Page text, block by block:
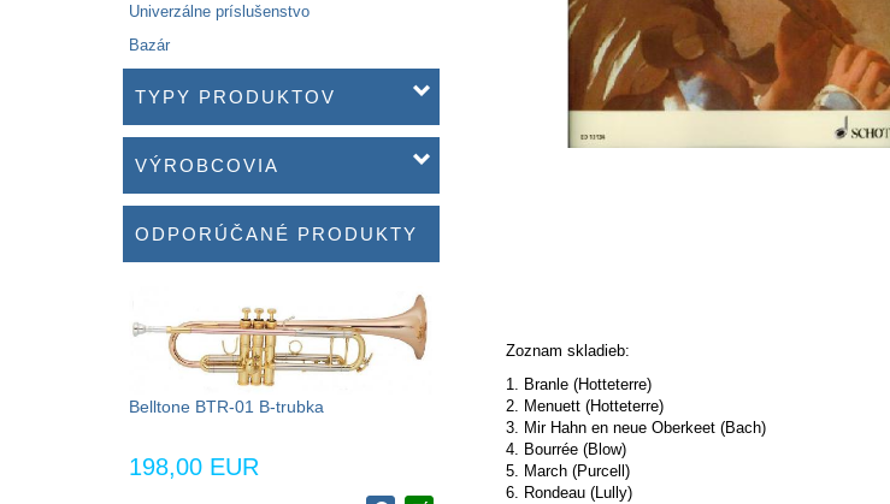
Univerzálne príslušenstvo
Bazár
TYPY PRODUKTOV
VÝROBCOVIA
ODPORÚČANÉ PRODUKTY
Belltone BTR-01 B-trubka
198,00 EUR
Zoznam skladieb:
1. Branle (Hotteterre)
2. Menuett (Hotteterre)
3. Mir Hahn en neue Oberkeet (Bach)
4. Bourrée (Blow)
5. March (Purcell)
6. Rondeau (Lully)